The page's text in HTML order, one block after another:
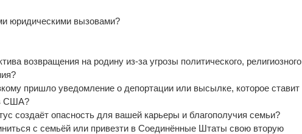
юридическими вызовами?
возвращения на родину из-за угрозы политического, религиозного
пришло уведомление о депортации или высылке, которое ставит
США?
создаёт опасность для вашей карьеры и благополучия семьи?
с семьёй или привезти в Соединённые Штаты свою вторую